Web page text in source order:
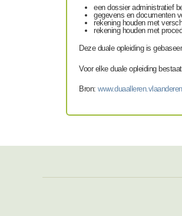
een dossier administratief
gegevens en documenten
rekening houden met
rekening houden met
Deze duale opleiding is
Voor elke duale opleiding
Bron: www.duaalleren.vlaanderen